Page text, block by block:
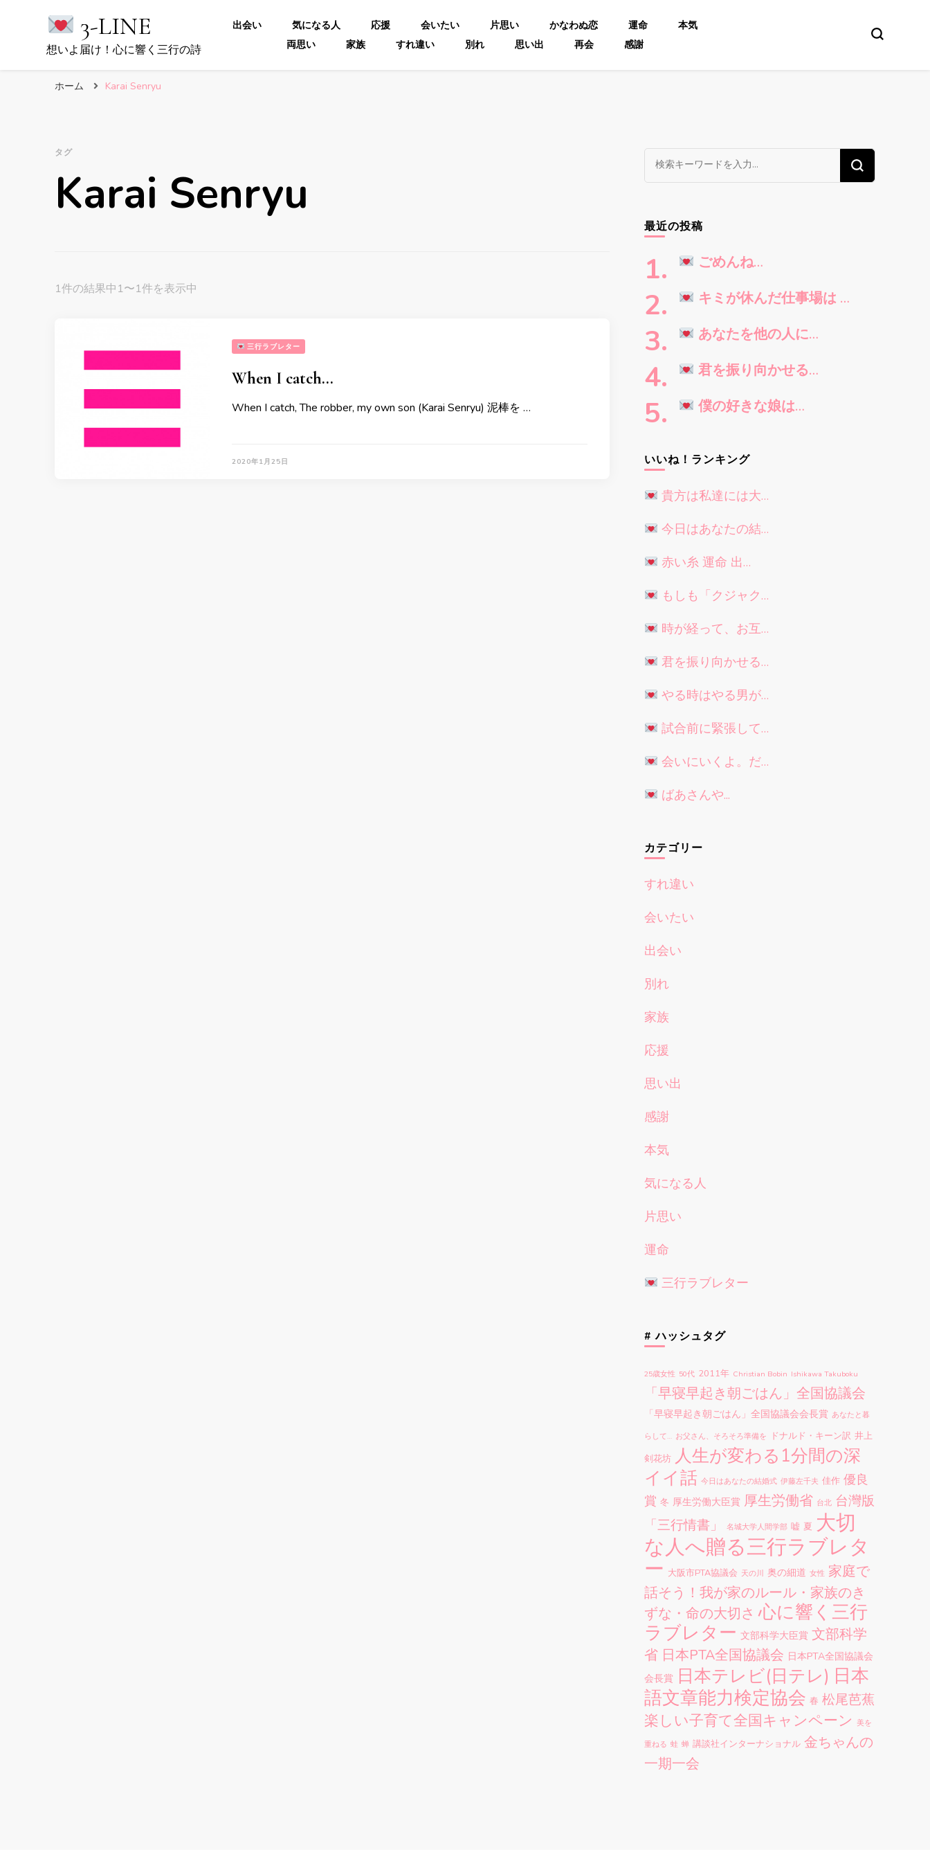
3-LINE
想いよ届け！心に響く三行の詩
出会い 気になる人 応援 会いたい 片思い かなわぬ恋 運命
本気
両思い
家族 すれ違い 別れ 思い出 再会 感謝
ホーム Karai Senryu
タグ
Karai Senryu
1件の結果中1〜1件を表示中
三行ラブレター
When I catch…
When I catch, The robber, my own son (Karai Senryu) 泥棒を …
2020年1月25日
な
に
お
探
し
で
す
か
?
最近の投稿
ごめんね…
キミが休んだ仕事場は …
あなたを他の人に…
君を振り向かせる…
僕の好きな娘は…
いいね！ランキング
貴方は私達には大…
今日はあなたの結…
赤い糸 運命 出…
もしも「クジャク…
時が経って、お互…
君を振り向かせる…
やる時はやる男が…
試合前に緊張して…
会いにいくよ。だ…
ばあさんや...
カテゴリー
すれ違い
会いたい
出会い
別れ
家族
応援
思い出
感謝
本気
気になる人
片思い
運命
三行ラブレター
# ハッシュタグ
25歳女性 50代 2011年 Christian Bobin Ishikawa Takuboku
「早寝早起き朝ごはん」全国協議会
「早寝早起き朝ごはん」全国協議会会長賞 あなたと暮
らして… お父さん、そろそろ準備を ドナルド・キーン訳 井上
剣花坊 人生が変わる1分間の深
イイ話 今日はあなたの結婚式 伊藤左千夫 佳作 優良
賞 冬 厚生労働大臣賞 厚生労働省 台北 台灣版
「三行情書」
名城大学人間学部 嘘 夏 大切
な人へ贈る三行ラブレタ
ー 大阪市PTA協議会 天の川 奥の細道 女性 家庭で
話そう！我が家のルール・家族のき
ずな・命の大切さ 心に響く三行
ラブレター 文部科学大臣賞 文部科学
省 日本PTA全国協議会 日本PTA全国協議会
会長賞 日本テレビ(日テレ) 日本
語文章能力検定協会 春 松尾芭蕉
楽しい子育て全国キャンペーン 美を
重ねる 蛙 蝉 講談社インターナショナル 金ちゃんの
一期一会